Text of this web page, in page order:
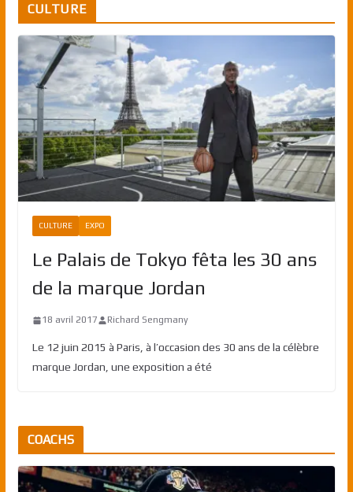
CULTURE
CULTURE EXPO
Le Palais de Tokyo fêta les 30 ans
de la marque Jordan
18 avril 2017 Richard Sengmany
Le 12 juin 2015 à Paris, à l’occasion des 30 ans de la célèbre
marque Jordan, une exposition a été
COACHS